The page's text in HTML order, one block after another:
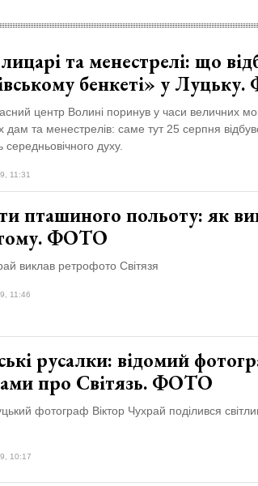
та менестрелі: що
бенкеті» у
центр Волині поринув у часи величних
дам та менестрелів: саме тут 25 серпня
духу.
11:31
пташиного польоту: як
ФОТО
виклав ретрофото Світязя
11:46
русалки: відомий
про Світязь. ФОТО
фотограф Віктор Чухрай поділився
10:17